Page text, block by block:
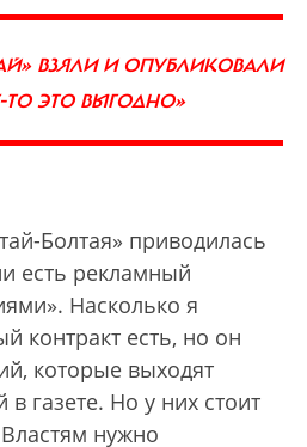
ВЗЯЛИ И ОПУБЛИКОВАЛИ
ТО ЭТО ВЫГОДНО»
Болтая» приводилась
есть рекламный
Насколько я
контракт есть, но он
которые выходят
в газете. Но у них стоит
нужно